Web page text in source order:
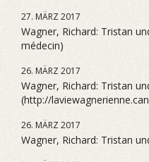
27. MÄRZ 2017
Wagner, Richard: Tristan
médecin)
26. MÄRZ 2017
Wagner, Richard: Tristan
(http://
26. MÄRZ 2017
Wagner, Richard: Tristan